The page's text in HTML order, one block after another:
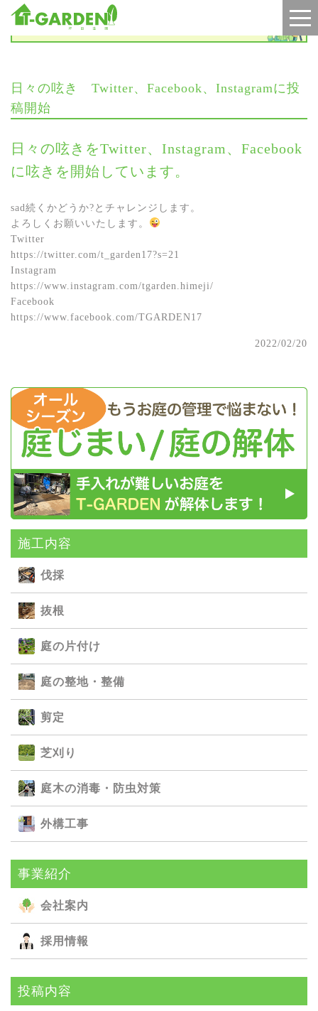
お知らせ
施⼯内容
伐採
抜根
庭の⽚付け
庭の整地・整備
剪定
芝刈り
庭⽊の消毒・防⾍対策
外構⼯事
事業紹介
会社案内
採用情報
投稿内容
日々の呟き Twitter、Facebook、Instagramに投
稿開始
日々の呟きをTwitter、Instagram、Facebook
に呟きを開始しています。
sad続くかどうか?とチャレンジします。
よろしくお願いいたします。
Twitter
https://twitter.com/t_garden17?s=21
Instagram
https://www.instagram.com/tgarden.himeji/
Facebook
https://www.facebook.com/TGARDEN17
2022/02/20